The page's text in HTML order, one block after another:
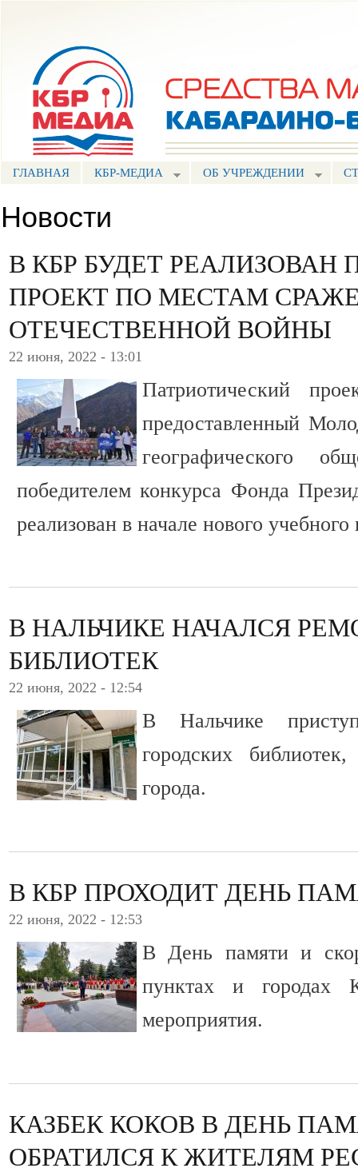
ГЛАВНАЯ КБР-МЕДИА ОБ УЧРЕЖДЕНИИ
Новости
В КБР БУДЕТ РЕАЛИЗОВАН
ПРОЕКТ ПО МЕСТАМ
ОТЕЧЕСТВЕННОЙ ВОЙНЫ
22 июня, 2022 - 13:01
Патриотический
предоставленный
географического
победителем конкурса Фонда
реализован в начале нового учебного
В НАЛЬЧИКЕ НАЧАЛСЯ
БИБЛИОТЕК
22 июня, 2022 - 12:54
В Нальчике
городских
города.
В КБР ПРОХОДИТ ДЕНЬ
22 июня, 2022 - 12:53
В День памяти и
пунктах и городах
мероприятия.
КАЗБЕК КОКОВ В ДЕНЬ
ОБРАТИЛСЯ К ЖИТЕЛЯМ